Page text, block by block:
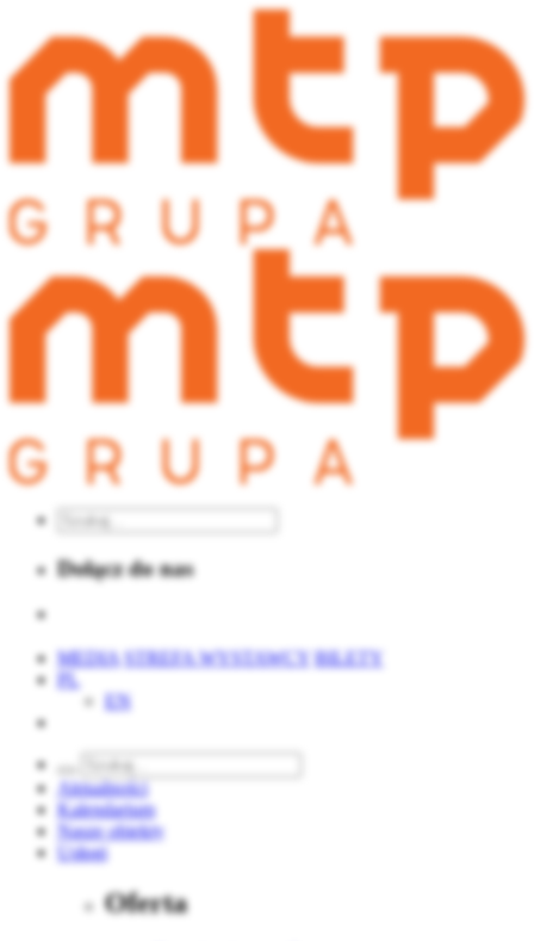
Dołącz do nas
MEDIA STREFA WYSTAWCY BILETY
PL
EN
Aktualności
Kalendarium
Nasze obiekty
Usługi
Oferta